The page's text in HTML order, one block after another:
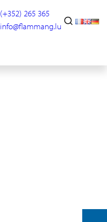
(+352) 265 365
info@flammang.lu